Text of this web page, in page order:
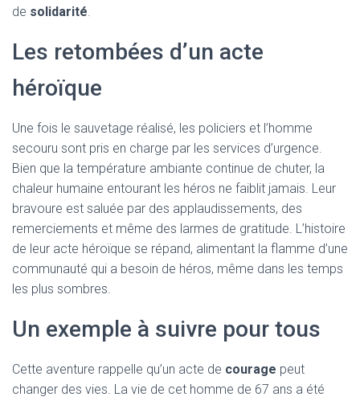
de solidarité.
Les retombées d’un acte
héroïque
Une fois le sauvetage réalisé, les policiers et l’homme
secouru sont pris en charge par les services d’urgence.
Bien que la température ambiante continue de chuter, la
chaleur humaine entourant les héros ne faiblit jamais. Leur
bravoure est saluée par des applaudissements, des
remerciements et même des larmes de gratitude. L’histoire
de leur acte héroïque se répand, alimentant la flamme d’une
communauté qui a besoin de héros, même dans les temps
les plus sombres.
Un exemple à suivre pour tous
Cette aventure rappelle qu’un acte de courage peut
changer des vies. La vie de cet homme de 67 ans a été